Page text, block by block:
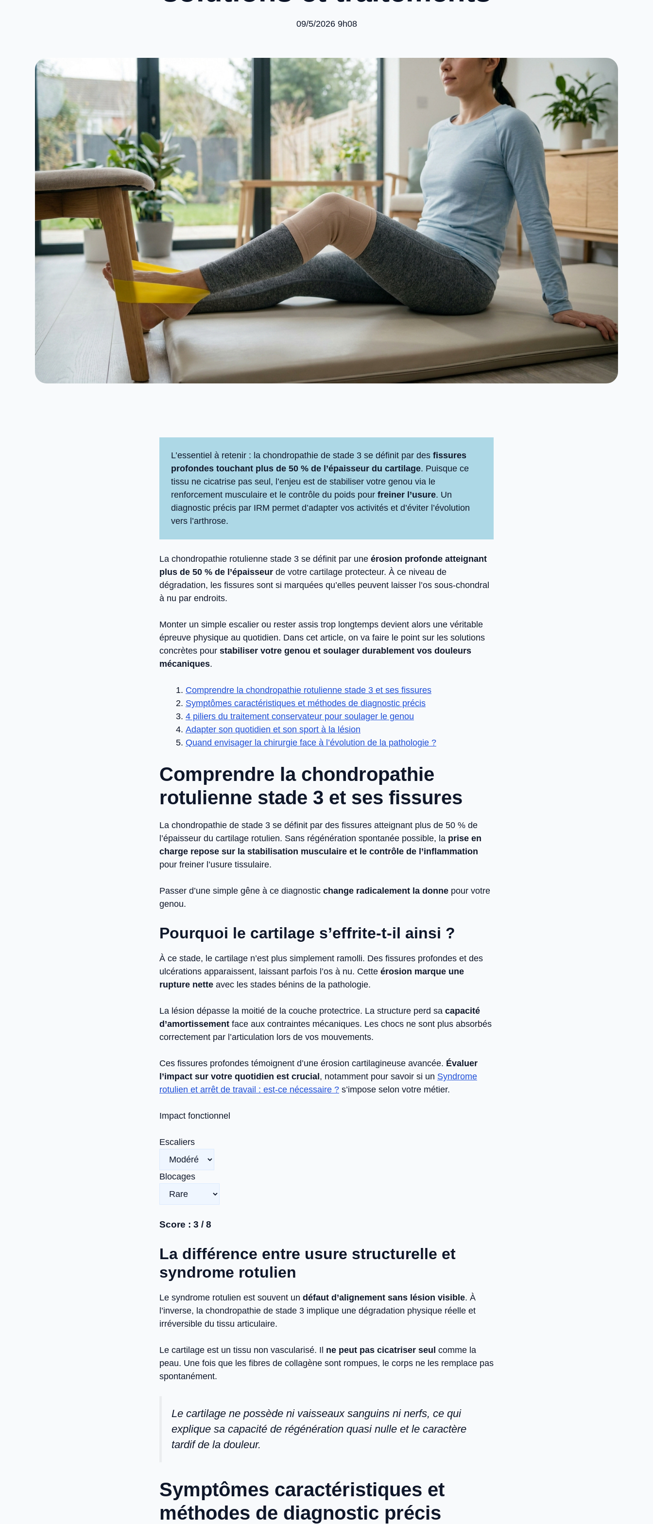
09/5/2026 9h08
L’essentiel à retenir : la chondropathie de stade 3 se définit par des fissures
profondes touchant plus de 50 % de l’épaisseur du cartilage. Puisque ce
tissu ne cicatrise pas seul, l’enjeu est de stabiliser votre genou via le
renforcement musculaire et le contrôle du poids pour freiner l’usure. Un
diagnostic précis par IRM permet d’adapter vos activités et d’éviter l’évolution
vers l’arthrose.
La chondropathie rotulienne stade 3 se définit par une érosion profonde atteignant
plus de 50 % de l’épaisseur de votre cartilage protecteur. À ce niveau de
dégradation, les fissures sont si marquées qu’elles peuvent laisser l’os sous-chondral
à nu par endroits.
Monter un simple escalier ou rester assis trop longtemps devient alors une véritable
épreuve physique au quotidien. Dans cet article, on va faire le point sur les solutions
concrètes pour stabiliser votre genou et soulager durablement vos douleurs
mécaniques.
Comprendre la chondropathie rotulienne stade 3 et ses fissures
Symptômes caractéristiques et méthodes de diagnostic précis
4 piliers du traitement conservateur pour soulager le genou
Adapter son quotidien et son sport à la lésion
Quand envisager la chirurgie face à l’évolution de la pathologie ?
Comprendre la chondropathie
rotulienne stade 3 et ses fissures
La chondropathie de stade 3 se définit par des fissures atteignant plus de 50 % de
l’épaisseur du cartilage rotulien. Sans régénération spontanée possible, la prise en
charge repose sur la stabilisation musculaire et le contrôle de l’inflammation
pour freiner l’usure tissulaire.
Passer d’une simple gêne à ce diagnostic change radicalement la donne pour votre
genou.
Pourquoi le cartilage s’effrite-t-il ainsi ?
À ce stade, le cartilage n’est plus simplement ramolli. Des fissures profondes et des
ulcérations apparaissent, laissant parfois l’os à nu. Cette érosion marque une
rupture nette avec les stades bénins de la pathologie.
La lésion dépasse la moitié de la couche protectrice. La structure perd sa capacité
d’amortissement face aux contraintes mécaniques. Les chocs ne sont plus absorbés
correctement par l’articulation lors de vos mouvements.
Ces fissures profondes témoignent d’une érosion cartilagineuse avancée. Évaluer
l’impact sur votre quotidien est crucial, notamment pour savoir si un Syndrome
rotulien et arrêt de travail : est-ce nécessaire ? s’impose selon votre métier.
Impact fonctionnel
Escaliers
Blocages
Score : 3 / 8
La différence entre usure structurelle et
syndrome rotulien
Le syndrome rotulien est souvent un défaut d’alignement sans lésion visible. À
l’inverse, la chondropathie de stade 3 implique une dégradation physique réelle et
irréversible du tissu articulaire.
Le cartilage est un tissu non vascularisé. Il ne peut pas cicatriser seul comme la
peau. Une fois que les fibres de collagène sont rompues, le corps ne les remplace pas
spontanément.
Le cartilage ne possède ni vaisseaux sanguins ni nerfs, ce qui
explique sa capacité de régénération quasi nulle et le caractère
tardif de la douleur.
Symptômes caractéristiques et
méthodes de diagnostic précis